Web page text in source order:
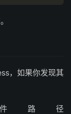
，如果你发现其
路径